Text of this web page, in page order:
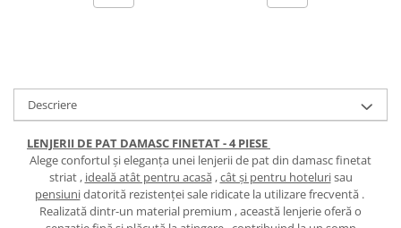
Descriere
LENJERII DE PAT DAMASC FINETAT - 4 PIESE
Alege confortul și eleganța unei lenjerii de pat din damasc finetat
striat , ideală atât pentru acasă,cât și pentru hotelurisau
pensiunidatorită rezistenței sale ridicate la utilizare frecventă .
Realizată dintr-un material premium , această lenjerie oferă o